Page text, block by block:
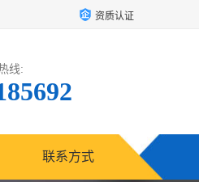
资质认证
线:
联系方式